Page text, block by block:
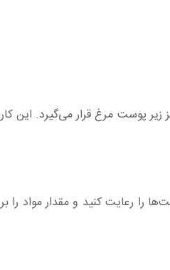
پوست مرغ قرار می‌گیرد. این کار
همین نسبت‌ها را رعایت کنید و مقدار مواد را بر